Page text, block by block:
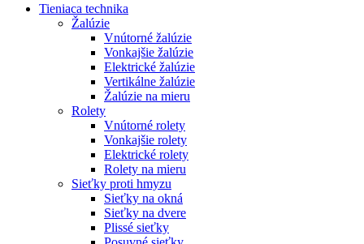
Tieniaca technika
Žalúzie
Vnútorné žalúzie
Vonkajšie žalúzie
Elektrické žalúzie
Vertikálne žalúzie
Žalúzie na mieru
Rolety
Vnútorné rolety
Vonkajšie rolety
Elektrické rolety
Rolety na mieru
Sieťky proti hmyzu
Sieťky na okná
Sieťky na dvere
Plissé sieťky